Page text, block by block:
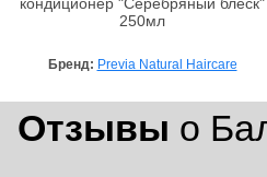
кондиционер "Серебряный блеск"
250мл
Бренд: Previa Natural Haircare
Отзывы о